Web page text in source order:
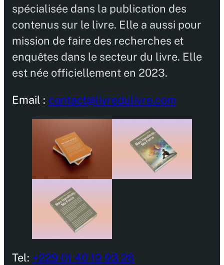
spécialisée dans la publication des
contenus sur le livre. Elle a aussi pour
mission de faire des recherches et
enquêtes dans le secteur du livre. Elle
est née officiellement en 2023.
Email : contact@livredulivre.com
Tel: +229 01 40 19 93 26